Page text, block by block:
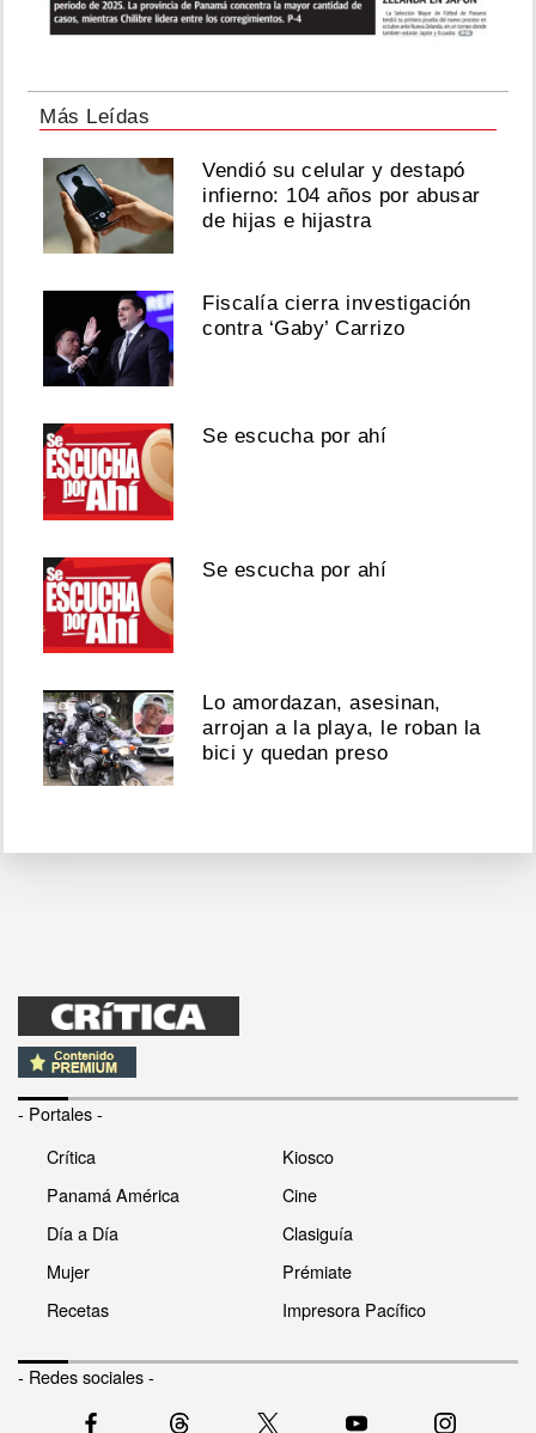
Más Leídas
Vendió su celular y destapó
infierno: 104 años por abusar
de hijas e hijastra
Fiscalía cierra investigación
contra ‘Gaby’ Carrizo
Se escucha por ahí
Se escucha por ahí
Lo amordazan, asesinan,
arrojan a la playa, le roban la
bici y quedan preso
- Portales -
Crítica
Panamá América
Día a Día
Mujer
Recetas
Kiosco
Cine
Clasiguía
Prémiate
Impresora Pacífico
- Redes sociales -